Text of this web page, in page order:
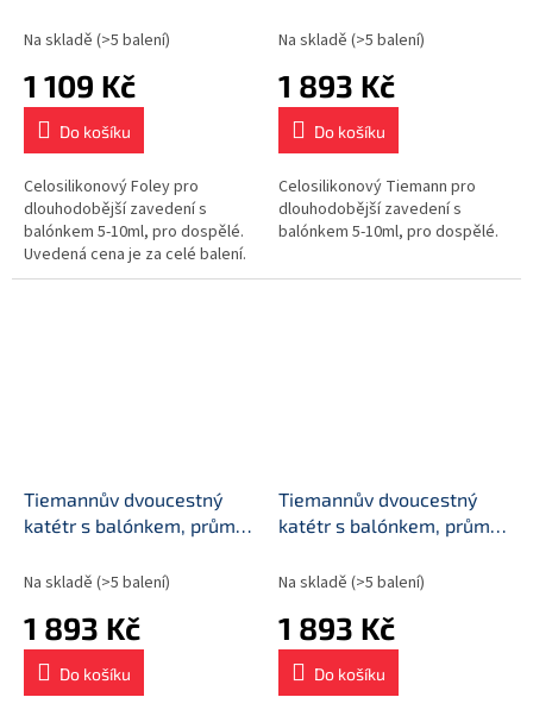
Na skladě (>5 balení)
1 109 Kč
Do košíku
Celosilikonový Foley pro
dlouhodobější zavedení s
balónkem 5-10ml, pro dospělé.
Uvedená cena je za celé balení.
Na skladě (>5 balení)
1 893 Kč
Do košíku
Celosilikonový Tiemann pro
dlouhodobější zavedení s
balónkem 5-10ml, pro dospělé.
Tiemannův dvoucestný
katétr s balónkem, průměr
Na skladě (>5 balení)
1 893 Kč
Do košíku
Tiemannův dvoucestný
katétr s balónkem, průměr
Na skladě (>5 balení)
1 893 Kč
Do košíku